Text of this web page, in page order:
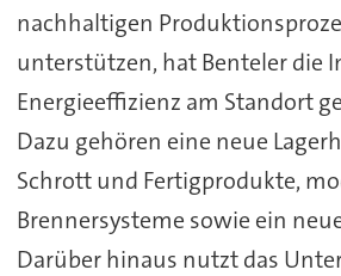
nachhaltigen
unterstützen, hat Benteler die
Energieeffizienz am Standort
Dazu gehören eine neue
Schrott und Fertigprodukte,
Brennersysteme sowie ein
Darüber hinaus nutzt das